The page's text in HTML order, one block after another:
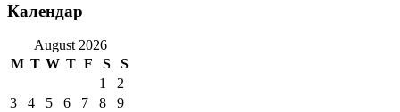
Календар
August 2026
M T W T F S
S
1
2
3
4 5 6 7 8
9